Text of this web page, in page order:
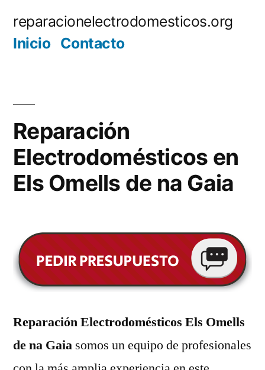
reparacionelectrodomesticos.org
Inicio Contacto
Reparación
Electrodomésticos en
Els Omells de na Gaia
Reparación Electrodomésticos Els Omells
de na Gaia somos un equipo de profesionales